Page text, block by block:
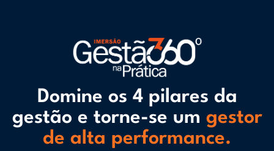
Domine os 4 pilares da
gestão e torne-se um gestor
de alta performance.